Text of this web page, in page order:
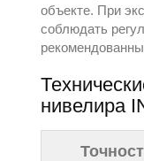
объекте. При
соблюдать
нивелира